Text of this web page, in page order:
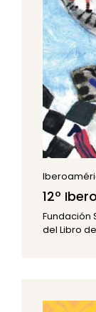
12º
Fundación
del Libro